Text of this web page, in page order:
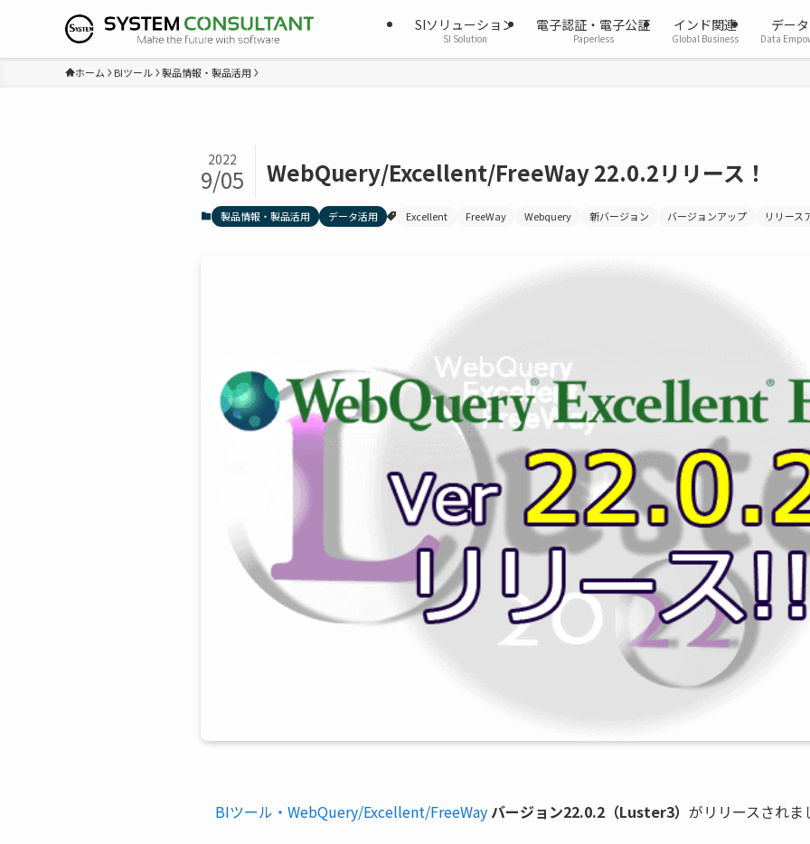
SIソリューション
SI Solution
電子認証・電子公証
Paperless
インド関連
Global Business
デー
Data
ホーム BIツール 製品情報・製品活用
WebQuery/Excellent/FreeWay 22.0.2リリース！
2022
9/05
製品情報・製品活用 データ活用 Excellent FreeWay Webquery 新バージョン バージョンアップ リリース
BIツール・WebQuery/Excellent/FreeWayバージョン22.0.2（Luster3） がリリースされま